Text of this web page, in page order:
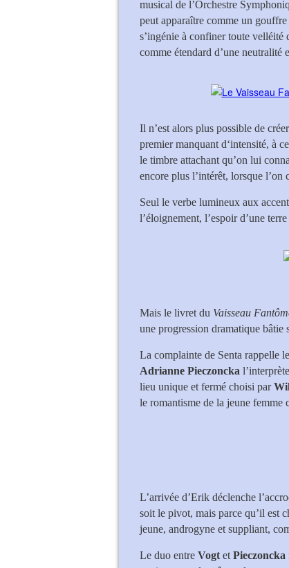
musical de l’Orchestre
peut apparaître comme un
s’ingénie à confiner toute velléité
comme étendard d’une neutralité
Il n’est alors plus possible de
premier manquant d‘intensité, à
le timbre attachant qu’on lui
encore plus l’intérêt, lorsque
Seul le verbe lumineux aux
l’éloignement, l’espoir d’une
Mais le livret du Vaisseau
une progression dramatique bâtie
La complainte de Senta rappelle
Adrianne Pieczoncka
lieu unique et fermé choisi par
le romantisme de la jeune femme
L’arrivée d’Erik déclenche
soit le pivot, mais parce qu’il est
jeune, androgyne et suppliant,
Le duo entre Vogt et Pieczoncka